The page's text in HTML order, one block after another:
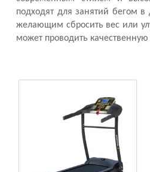
подходят для занятий бегом
желающим сбросить вес или
может проводить